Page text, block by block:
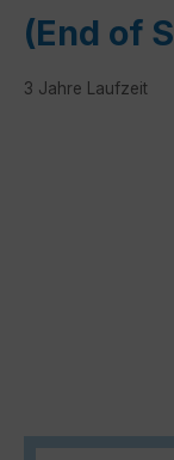
(End of
3 Jahre Laufzeit